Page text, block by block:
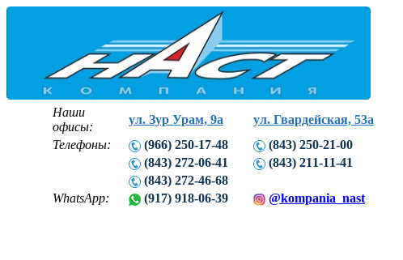
Наши
офисы:
ул. Зур Урам, 9а
ул. Гвардейская, 53а
Телефоны:
(966) 250-17-48
(843) 250-21-00
(843) 272-06-41
(843) 211-11-41
(843) 272-46-68
WhatsApp:
(917) 918-06-39 @kompania_nast